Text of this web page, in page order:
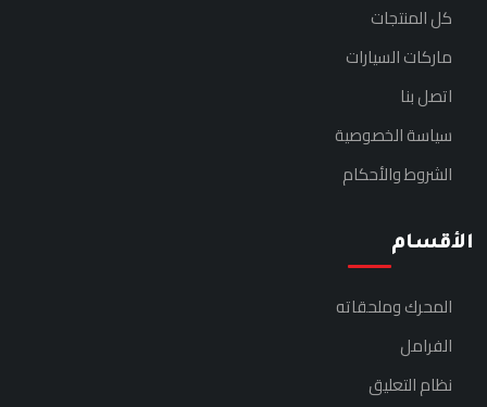
كل المنتجات
ماركات السيارات
اتصل بنا
سياسة الخصوصية
الشروط والأحكام
الأقسام
المحرك وملحقاته
الفرامل
نظام التعليق